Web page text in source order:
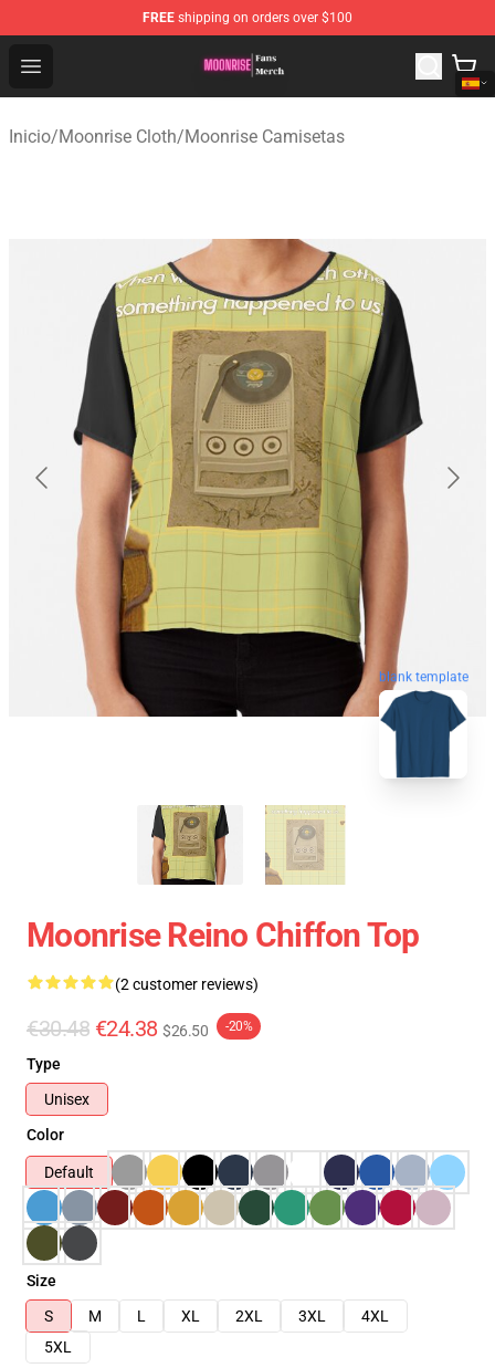
FREE shipping on orders over $100
Open menu
Moonrise Store - Official Moonrise Merchandise Shop
Inicio/Moonrise Cloth/Moonrise Camisetas
blank template
Moonrise Reino Chiffon Top
(2 customer reviews)
€30.48 €24.38 $26.50 -20%
Type
Unisex
Color
Default
Size
S
M L XL 2XL 3XL
4XL
5XL